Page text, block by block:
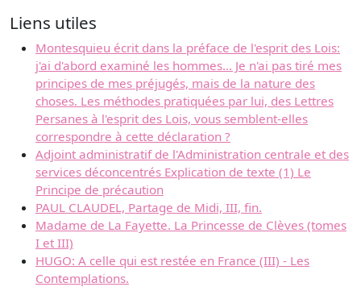
Liens utiles
Montesquieu écrit dans la préface de l'esprit des Lois:
j'ai d'abord examiné les hommes... Je n'ai pas tiré mes
principes de mes préjugés, mais de la nature des
choses. Les méthodes pratiquées par lui, des Lettres
Persanes à l'esprit des Lois, vous semblent-elles
correspondre à cette déclaration ?
Adjoint administratif de l'Administration centrale et des
services déconcentrés Explication de texte (1) Le
Principe de précaution
PAUL CLAUDEL, Partage de Midi, III, fin.
Madame de La Fayette. La Princesse de Clèves (tomes
I et III)
HUGO: A celle qui est restée en France (III) - Les
Contemplations.